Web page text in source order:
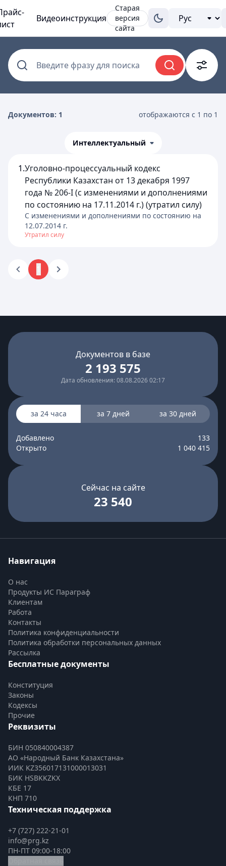
Видеоинструкция
Старая
версия
сайта
Введите фразу для поиска
Документов: 1 отображаются с 1 по 1
Интеллектуальный
1.Уголовно-процессуальный кодекс
Республики Казахстан от 13 декабря 1997
года № 206-I (с изменениями и дополнениями
по состоянию на 17.11.2014 г.) (утратил силу)
C изменениями и дополнениями по состоянию на
12.07.2014 г.
Утратил силу
Документов в базе
2 193 575
Дата обновления: 08.08.2026 02:17
за 24 часа за 7 дней за 30 дней
Добавлено
133
Открыто
1 040 415
Сейчас на сайте
23 540
Навигация
О нас
Продукты ИС Параграф
Клиентам
Работа
Контакты
Политика конфиденциальности
Политика обработки персональных данных
Рассылка
Бесплатные документы
Конституция
Законы
Кодексы
Прочие
Реквизиты
БИН 050840004387
АО «Народный Банк Казахстана»
ИИК KZ356017131000013031
БИК HSBKKZKX
КБЕ 17
КНП 710
Техническая поддержка
+7 (727) 222-21-01
info@prg.kz
ПН-ПТ 09:00-18:00